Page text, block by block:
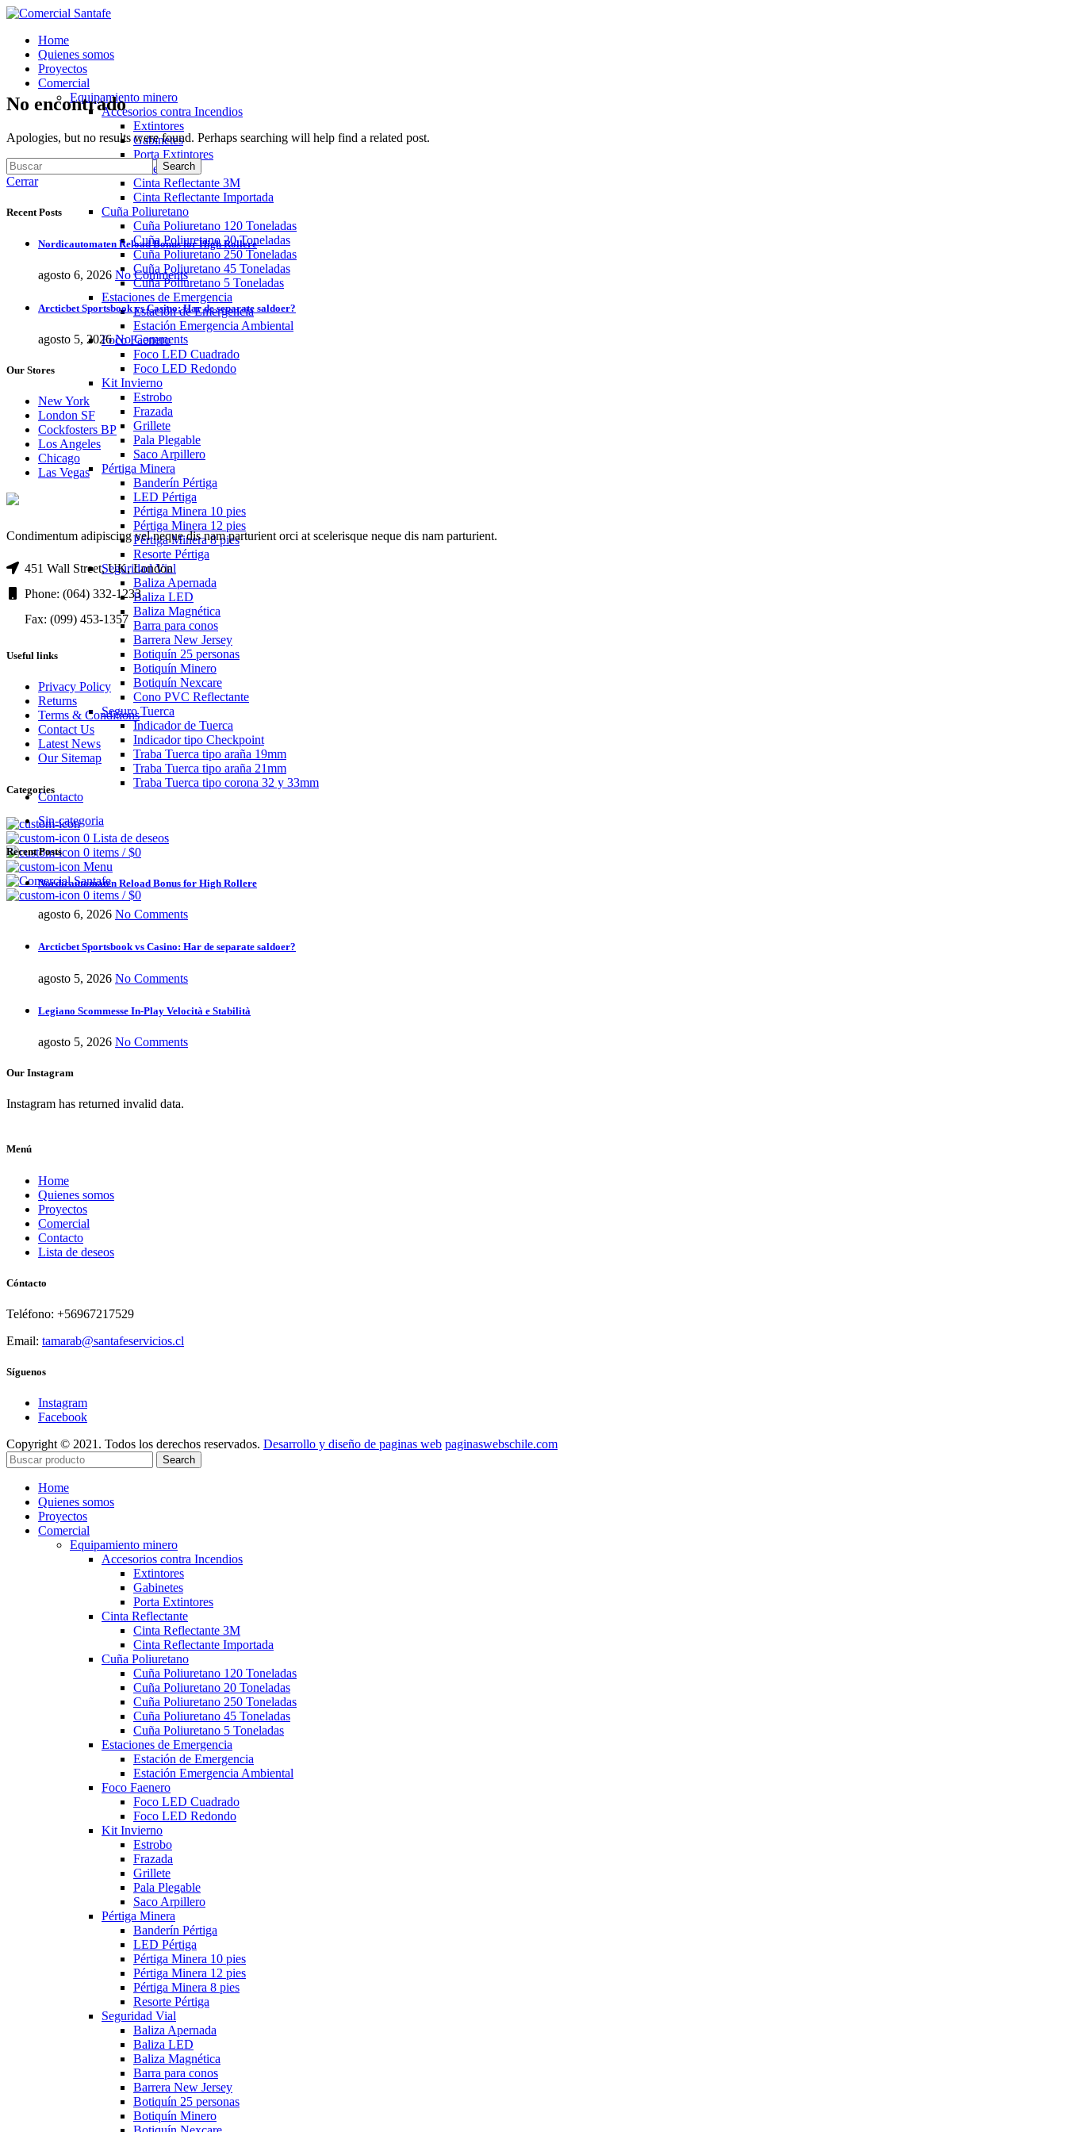
Home
Quienes somos
Proyectos
Comercial
Equipamiento minero
Accesorios contra Incendios
Extintores
Gabinetes
Porta Extintores
Cinta Reflectante
Cinta Reflectante 3M
Cinta Reflectante Importada
Cuña Poliuretano
Cuña Poliuretano 120 Toneladas
Cuña Poliuretano 20 Toneladas
Cuña Poliuretano 250 Toneladas
Cuña Poliuretano 45 Toneladas
Cuña Poliuretano 5 Toneladas
Estaciones de Emergencia
Estación de Emergencia
Estación Emergencia Ambiental
Foco Faenero
Foco LED Cuadrado
Foco LED Redondo
Kit Invierno
Estrobo
Frazada
Grillete
Pala Plegable
Saco Arpillero
Pértiga Minera
Banderín Pértiga
LED Pértiga
Pértiga Minera 10 pies
Pértiga Minera 12 pies
Pértiga Minera 8 pies
Resorte Pértiga
Seguridad Vial
Baliza Apernada
Baliza LED
Baliza Magnética
Barra para conos
Barrera New Jersey
Botiquín 25 personas
Botiquín Minero
Botiquín Nexcare
Cono PVC Reflectante
Seguro Tuerca
Indicador de Tuerca
Indicador tipo Checkpoint
Traba Tuerca tipo araña 19mm
Traba Tuerca tipo araña 21mm
Traba Tuerca tipo corona 32 y 33mm
Contacto
0 Lista de deseos
0 items / $0
Menu
0 items / $0
No encontrado
Apologies, but no results were found. Perhaps searching will help find a related post.
Search
Cerrar
Recent Posts
Nordicautomaten Reload Bonus for High Rollere
agosto 6, 2026 No Comments
Arcticbet Sportsbook vs Casino: Har de separate saldoer?
agosto 5, 2026 No Comments
Our Stores
New York
London SF
Cockfosters BP
Los Angeles
Chicago
Las Vegas
Condimentum adipiscing vel neque dis nam parturient orci at scelerisque neque dis nam parturient.
451 Wall Street, UK, London
Phone: (064) 332-1233
Fax: (099) 453-1357
Useful links
Privacy Policy
Returns
Terms & Conditions
Contact Us
Latest News
Our Sitemap
Categories
Sin-categoria
Recent Posts
Nordicautomaten Reload Bonus for High Rollere
agosto 6, 2026 No Comments
Arcticbet Sportsbook vs Casino: Har de separate saldoer?
agosto 5, 2026 No Comments
Legiano Scommesse In-Play Velocità e Stabilità
agosto 5, 2026 No Comments
Our Instagram
Instagram has returned invalid data.
Menú
Home
Quienes somos
Proyectos
Comercial
Contacto
Lista de deseos
Cóntacto
Teléfono: +56967217529
Email: tamarab@santafeservicios.cl
Síguenos
Instagram
Facebook
Copyright © 2021. Todos los derechos reservados. Desarrollo y diseño de paginas web paginaswebschile.com
Search
Home
Quienes somos
Proyectos
Comercial
Equipamiento minero
Accesorios contra Incendios
Extintores
Gabinetes
Porta Extintores
Cinta Reflectante
Cinta Reflectante 3M
Cinta Reflectante Importada
Cuña Poliuretano
Cuña Poliuretano 120 Toneladas
Cuña Poliuretano 20 Toneladas
Cuña Poliuretano 250 Toneladas
Cuña Poliuretano 45 Toneladas
Cuña Poliuretano 5 Toneladas
Estaciones de Emergencia
Estación de Emergencia
Estación Emergencia Ambiental
Foco Faenero
Foco LED Cuadrado
Foco LED Redondo
Kit Invierno
Estrobo
Frazada
Grillete
Pala Plegable
Saco Arpillero
Pértiga Minera
Banderín Pértiga
LED Pértiga
Pértiga Minera 10 pies
Pértiga Minera 12 pies
Pértiga Minera 8 pies
Resorte Pértiga
Seguridad Vial
Baliza Apernada
Baliza LED
Baliza Magnética
Barra para conos
Barrera New Jersey
Botiquín 25 personas
Botiquín Minero